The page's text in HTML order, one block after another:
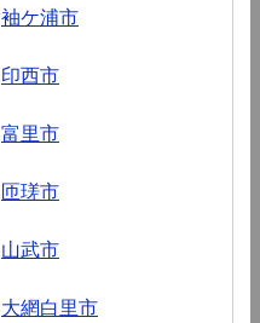
袖ケ浦市
印西市
富里市
匝瑳市
山武市
大網白里市